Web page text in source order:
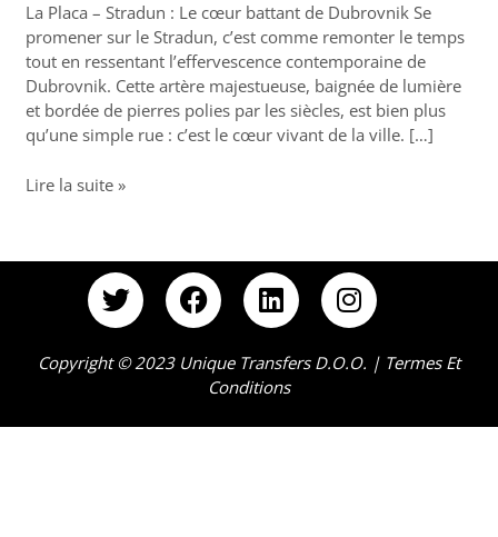
La Placa – Stradun : Le cœur battant de Dubrovnik Se
promener sur le Stradun, c’est comme remonter le temps
tout en ressentant l’effervescence contemporaine de
Dubrovnik. Cette artère majestueuse, baignée de lumière
et bordée de pierres polies par les siècles, est bien plus
qu’une simple rue : c’est le cœur vivant de la ville. […]
cœur
battant
de
Dubrovnik
Lire la suite »
T
w
i
t
e
F
a
c
e
o
L
i
n
k
e
d
I
n
s
t
g
Copyright © 2023 Unique Transfers D.o.o. | Termes Et
Conditions